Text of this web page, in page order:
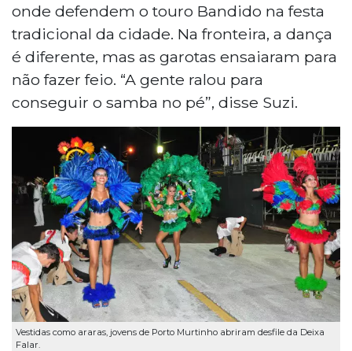
onde defendem o touro Bandido na festa
tradicional da cidade. Na fronteira, a dança
é diferente, mas as garotas ensaiaram para
não fazer feio. “A gente ralou para
conseguir o samba no pé”, disse Suzi.
Vestidas como araras, jovens de Porto Murtinho abriram desfile da Deixa
Falar.